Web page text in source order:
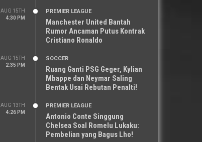
AUG 15TH
4:30 PM
PREMIER LEAGUE
Manchester United Bantah
Rumor Ancaman Putus Kontrak
Cristiano Ronaldo
AUG 15TH
2:35 PM
SOCCER
Ruang Ganti PSG Geger, Kylian
Mbappe dan Neymar Saling
Bentak Usai Rebutan Penalti!
AUG 13TH
4:26 PM
PREMIER LEAGUE
Antonio Conte Singgung
Chelsea Soal Romelu Lukaku:
Pembelian yang Bagus Lho!